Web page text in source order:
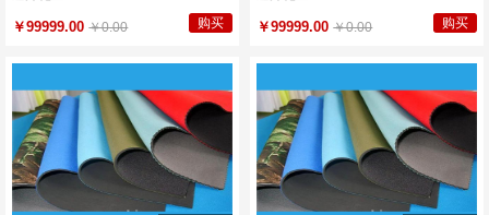
￥99999.00 ￥0.00 购买 ￥99999.00 ￥0.00 购买